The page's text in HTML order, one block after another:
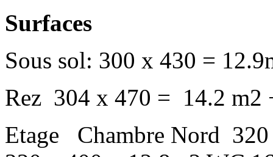
Surfaces
Sous sol: 300 x 430 =
Rez 304 x 470 = 14.2
Etage Chambre Nord